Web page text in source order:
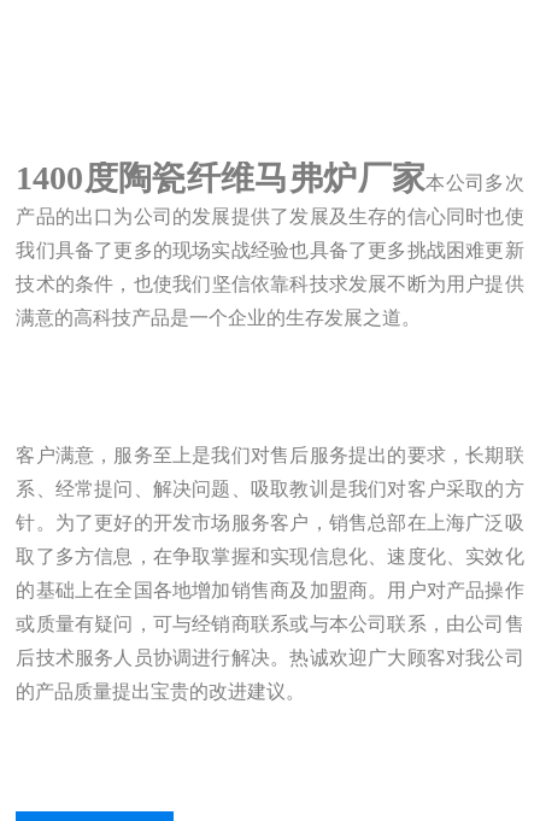
1400度陶瓷纤维马弗炉厂家本公司多次
产品的出口为公司的发展提供了发展及生存的信心同时也使
我们具备了更多的现场实战经验也具备了更多挑战困难更新
技术的条件 ， 也使我们坚信依靠科技求发展不断为用户提供
满意的高科技产品是一个企业的生存发展之道。
客户满意，服务至上是我们对售后服务提出的要求，长期联
系、经常提问、解决问题、吸取教训是我们对客户采取的方
针。为了更好的开发市场服务客户，销售总部在上海广泛吸
取了多方信息，在争取掌握和实现信息化、速度化、实效化
的基础上在全国各地增加销售商及加盟商。用户对产品操作
或质量有疑问，可与经销商联系或与本公司联系，由公司售
后技术服务人员协调进行解决。热诚欢迎广大顾客对我公司
的产品质量提出宝贵的改进建议。